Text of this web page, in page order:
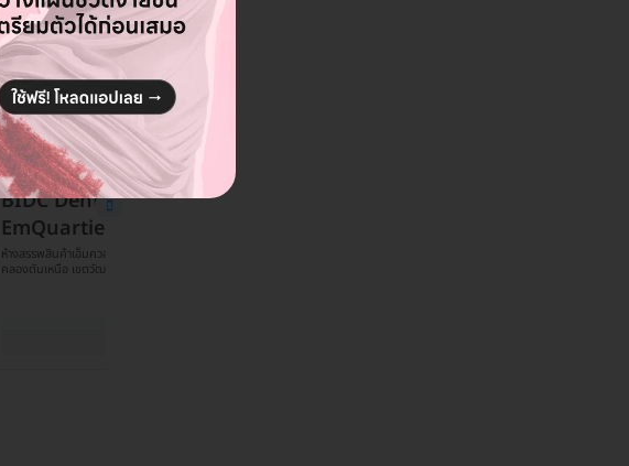
BIDC Dental Center (BIDC) สาขา
EmQuartier
ห้างสรรพสินค้าเอ็มควอเทียร์ ชั้น 4 ตึก A ห้อง 4A11 693 ถ. สุขุมวิท แขวง
คลองตันเหนือ เขตวัฒนา กรุงเทพมหานคร‎ 10110